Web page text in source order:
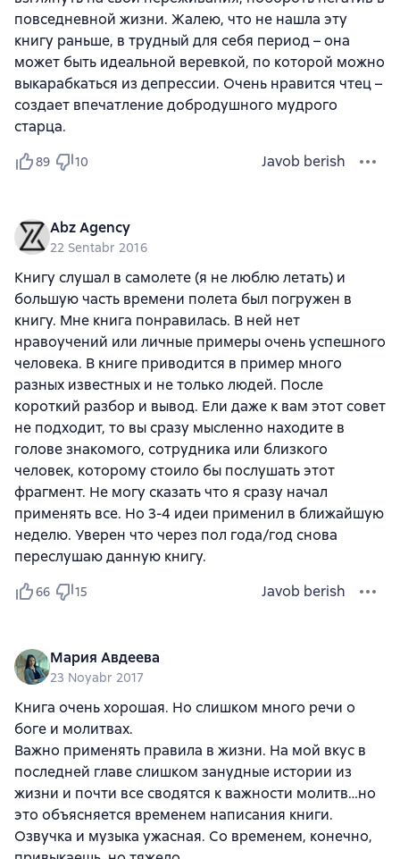
повседневной жизни. Жалею, что не нашла эту
книгу раньше, в трудный для себя период – она
может быть идеальной веревкой, по которой можно
выкарабкаться из депрессии. Очень нравится чтец –
создает впечатление добродушного мудрого
старца.
89 10 Javob berish
Abz Agency
22 Sentabr 2016
Книгу слушал в самолете (я не люблю летать) и
большую часть времени полета был погружен в
книгу. Мне книга понравилась. В ней нет
нравоучений или личные примеры очень успешного
человека. В книге приводится в пример много
разных известных и не только людей. После
короткий разбор и вывод. Ели даже к вам этот совет
не подходит, то вы сразу мысленно находите в
голове знакомого, сотрудника или близкого
человек, которому стоило бы послушать этот
фрагмент. Не могу сказать что я сразу начал
применять все. Но 3-4 идеи применил в ближайшую
неделю. Уверен что через пол года/год снова
переслушаю данную книгу.
66 15 Javob berish
Мария Авдеева
23 Noyabr 2017
Книга очень хорошая. Но слишком много речи о
боге и молитвах.
Важно применять правила в жизни. На мой вкус в
последней главе слишком занудные истории из
жизни и почти все сводятся к важности молитв…но
это объясняется временем написания книги.
Озвучка и музыка ужасная. Со временем, конечно,